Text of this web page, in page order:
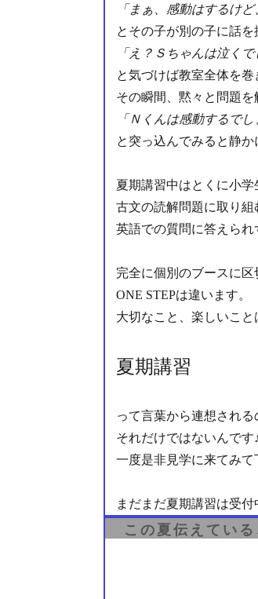
「まぁ、感動はするけ
とその子が別の子に話を
「え？Ｓちゃんは泣く
と気づけば教室全体を
その瞬間、黙々と問題
「Ｎくんは感動するで
と突っ込んでみると静か
夏期講習中はとくに小学
古文の読解問題に取り組
英語での質問に答えら
完全に個別のブースに区
ONE STEPは違います。
大切なこと、楽しいこと
夏期講習
って言葉から連想され
それだけではないんです
一度是非見学に来てみて
まだまだ夏期講習は受付
この夏伝えている